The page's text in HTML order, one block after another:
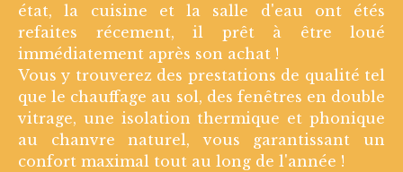
état, la cuisine et la salle d'eau ont étés
refaites récement, il prêt à être loué
immédiatement après son achat !
Vous y trouverez des prestations de qualité tel
que le chauffage au sol, des fenêtres en double
vitrage, une isolation thermique et phonique
au chanvre naturel, vous garantissant un
confort maximal tout au long de l'année !